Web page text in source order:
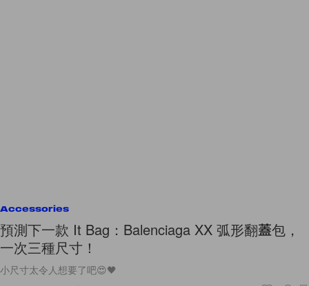
Accessories
預測下一款 It Bag：Balenciaga XX 弧形翻蓋包，
一次三種尺寸！
小尺寸太令人想要了吧😍🖤